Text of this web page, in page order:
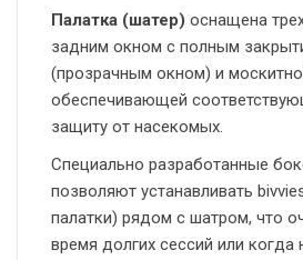
Палатка (шатер) оснащена
задним окном с полным
(прозрачным окном) и
обеспечивающей
защиту от насекомых.
Специально разработанные
позволяют устанавливать
палатки) рядом с шатром, что
время долгих сессий или когда